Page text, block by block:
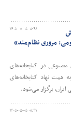
۱۴۰۵-۰۵-۰۵ ۰۸:۴۸
مروری نظام‌مند»
در کتابخانه‌های
مردادماه، به همت نهاد کتابخانه‌های
برگزار می‌شود.
۱۴۰۵-۰۵-۰۵ ۰۸:۴۷